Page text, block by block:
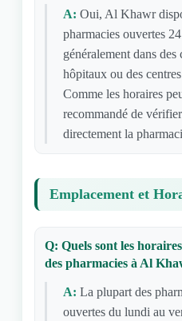
A: Oui, Al Khawr
pharmacies ouvertes
généralement dans
hôpitaux ou des
Comme les horaires
recommandé de
directement la
Emplacement et
Q: Quels sont les
des pharmacies à Al
A: La plupart des
ouvertes du lundi au